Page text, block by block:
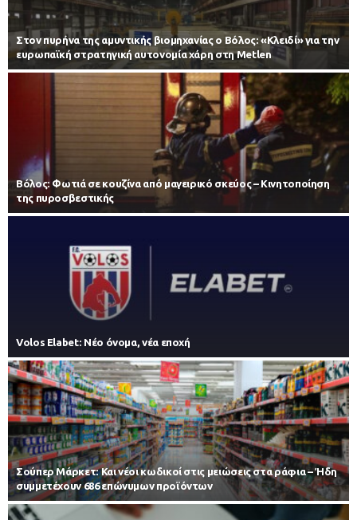
Στον πυρήνα της αμυντικής βιομηχανίας ο Βόλος: «Κλειδί» για την
ευρωπαϊκή στρατηγική αυτονομία χάρη στη Metlen
Βόλος: Φωτιά σε κουζίνα από μαγειρικό σκεύος – Κινητοποίηση
της πυροσβεστικής
Volos Elabet: Νέο όνομα, νέα εποχή
Σούπερ Μάρκετ: Και νέοι κωδικοί στις μειώσεις στα ράφια – Ήδη
συμμετέχουν 686 επώνυμων προϊόντων